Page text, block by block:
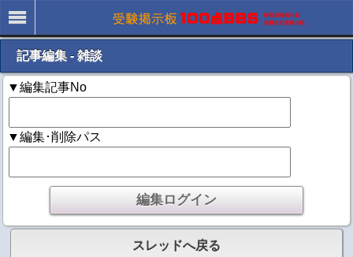
記事編集 - 雑談
▼編集記事No
▼編集･削除パス
スレッドへ戻る